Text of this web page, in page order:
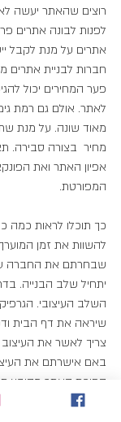
רוצים שהאתר יעשה
לפנות לבונה אתרים
אתרים על מנת לקבל
חברות לבניית אתרים
פער המחירים יכול
לאתר. אולם גם רמת
מאוד שונה. על מנת
מחיר  בצורה
אפיון האתר ואת
המפורטת.
כך תוכלו לראות כמה
להשוות את זמן
שבחרתם את החברה
יתחיל שלב הבנייה.
השלב העיצובי.
שיראה את דף הבית
צריך לאשר את העיצוב
באם אישרתם את
הפיכת האתר מקובץ